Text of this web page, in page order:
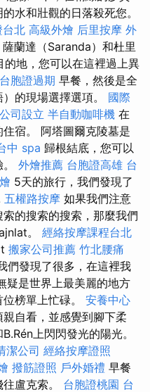
水和壯觀的日落殺死您。
台北 高級外燴 后里按摩 外
薩蘭達（Saranda）和杜里
地，您可以在這裡過上異
台胞證過期 早餐，然後是全
的現場選擇選項。 國際
司設立 半自動咖啡機 在
宿。 阿塔圖爾克陵墓是
中 spa 歸根結底，您可以
外燴推薦 台胞證高雄 台
5天的旅行，我們發現了
五權路按摩 如果我們注意
的搜索的搜索，那麼我們
。 經絡按摩課程台北
t 搬家公司推薦 竹北腰痛
們發現了很多，在這裡我
疑是世界上最美麗的地方
榜單上忙碌。 安養中心
親自看，並感覺到腳下柔
上閃閃發光的陽光。
潔公司 經絡按摩證照
撥筋證照 戶外婚禮 早餐
盧克索。 台胞證桃園 台